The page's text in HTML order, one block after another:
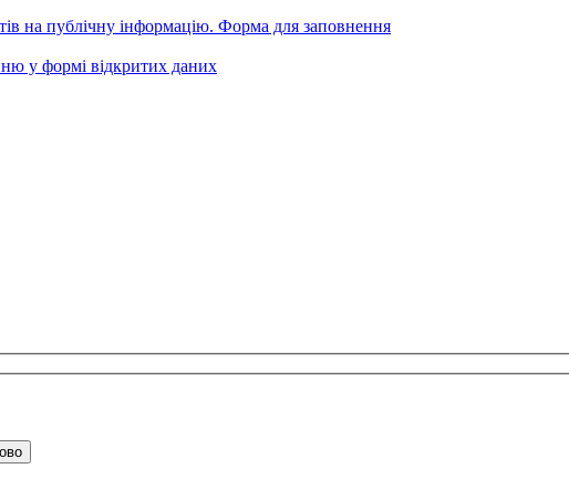
на публічну інформацію. Форма для заповнення
у формі відкритих даних